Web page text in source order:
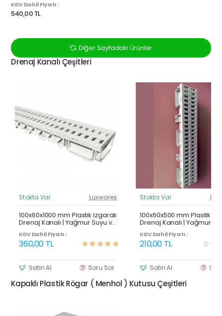
KDV Dahil Fiyatı :
540,00 TL
Diğer Sayfadaki Ürünler
Drenaj Kanalı Çeşitleri
Güncel Fiyat
Çok Satan
Stokta Var Luxwares
100x60x1000 mm Plastik Izgaralı
Drenaj Kanalı | Yağmur Suyu ve
Havuz Kenarı Oluğu
KDV Dahil Fiyatı :
360,00 TL
Satın Al Soru Sor
Stokta Var
100x60x500 mm Plastik
Drenaj Kanalı | Yağmur
Havuz Kenarı Oluğu
KDV Dahil Fiyatı :
210,00 TL
Satın Al
Kapaklı Plastik Rögar ( Menhol ) Kutusu Çeşitleri